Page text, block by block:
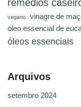
remédios
vegano vinagre de
óleo essencial de
óleos essenciais
Arquivos
setembro 2024